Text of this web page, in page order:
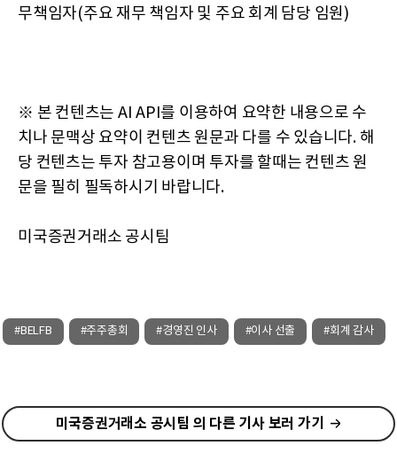
무책임자(주요 재무 책임자 및 주요 회계 담당 임원)
※ 본 컨텐츠는 AI API를 이용하여 요약한 내용으로 수
치나 문맥상 요약이 컨텐츠 원문과 다를 수 있습니다. 해
당 컨텐츠는 투자 참고용이며 투자를 할때는 컨텐츠 원
문을 필히 필독하시기 바랍니다.
미국증권거래소 공시팀
#BELFB #주주총회 #경영진 인사 #이사 선출 #회계 감사
미국증권거래소 공시팀 의 다른 기사 보러 가기